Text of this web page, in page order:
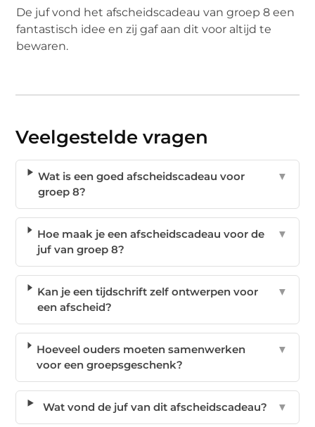
De juf vond het afscheidscadeau van groep 8 een
fantastisch idee en zij gaf aan dit voor altijd te
bewaren.
Veelgestelde vragen
Wat is een goed afscheidscadeau voor
groep 8?
▼
Hoe maak je een afscheidscadeau voor de
juf van groep 8?
▼
Kan je een tijdschrift zelf ontwerpen voor
een afscheid?
▼
Hoeveel ouders moeten samenwerken
voor een groepsgeschenk?
▼
Wat vond de juf van dit afscheidscadeau? ▼